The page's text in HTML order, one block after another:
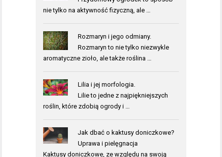
nie tylko na aktywność fizyczną, ale …
Rozmaryn i jego odmiany.
Rozmaryn to nie tylko niezwykle
aromatyczne zioło, ale także roślina …
Lilia i jej morfologia.
Lilie to jedne z najpiękniejszych
roślin, które zdobią ogrody i …
Jak dbać o kaktusy doniczkowe?
Uprawa i pielęgnacja
Kaktusy doniczkowe, ze względu na swoją